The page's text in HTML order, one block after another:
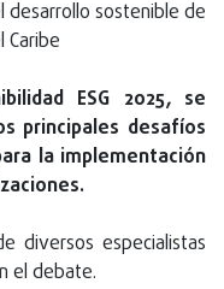
ESG 2025, se
principales desafíos
la implementación
diversos especialistas
el debate.